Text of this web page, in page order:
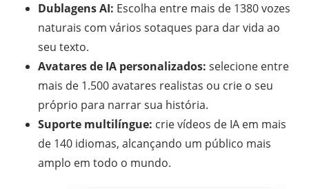
Dublagens AI: Escolha entre mais de 1380 vozes
naturais com vários sotaques para dar vida ao
seu texto.
Avatares de IA personalizados: selecione entre
mais de 1.500 avatares realistas ou crie o seu
próprio para narrar sua história.
Suporte multilíngue: crie vídeos de IA em mais
de 140 idiomas, alcançando um público mais
amplo em todo o mundo.